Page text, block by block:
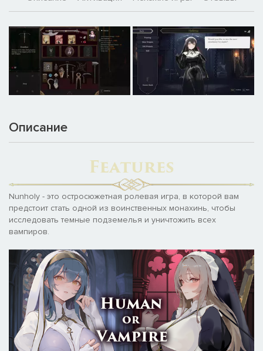
Описание
Nunholy - это остросюжетная ролевая игра, в которой вам
предстоит стать одной из воинственных монахинь, чтобы
исследовать темные подземелья и уничтожить всех
вампиров.